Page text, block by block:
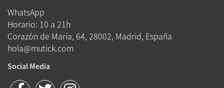
WhatsApp
Horario: 10 a 21h
Corazón de María, 64, 28002, Madrid, España
hola@mutick.com
Social Media